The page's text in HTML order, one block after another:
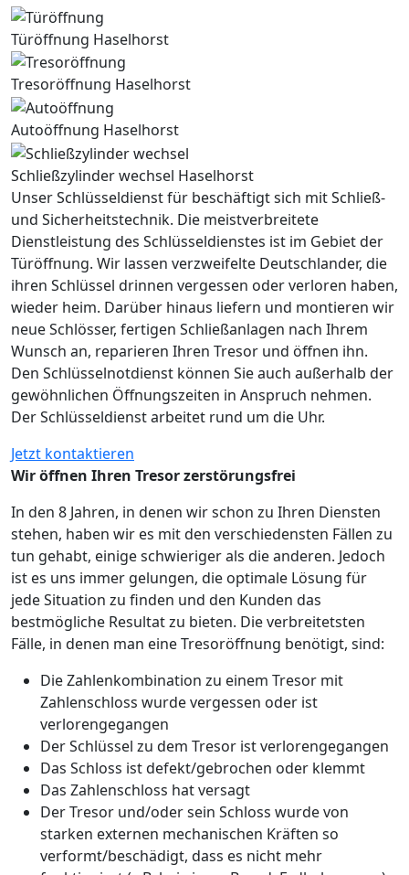
Türöffnung Haselhorst
Tresoröffnung Haselhorst
Autoöffnung Haselhorst
Schließzylinder wechsel Haselhorst
Unser Schlüsseldienst für beschäftigt sich mit Schließ-
und Sicherheitstechnik. Die meistverbreitete
Dienstleistung des Schlüsseldienstes ist im Gebiet der
Türöffnung. Wir lassen verzweifelte Deutschlander, die
ihren Schlüssel drinnen vergessen oder verloren haben,
wieder heim. Darüber hinaus liefern und montieren wir
neue Schlösser, fertigen Schließanlagen nach Ihrem
Wunsch an, reparieren Ihren Tresor und öffnen ihn.
Den Schlüsselnotdienst können Sie auch außerhalb der
gewöhnlichen Öffnungszeiten in Anspruch nehmen.
Der Schlüsseldienst arbeitet rund um die Uhr.
Jetzt kontaktieren
Wir öffnen Ihren Tresor zerstörungsfrei
In den 8 Jahren, in denen wir schon zu Ihren Diensten
stehen, haben wir es mit den verschiedensten Fällen zu
tun gehabt, einige schwieriger als die anderen. Jedoch
ist es uns immer gelungen, die optimale Lösung für
jede Situation zu finden und den Kunden das
bestmögliche Resultat zu bieten. Die verbreitetsten
Fälle, in denen man eine Tresoröffnung benötigt, sind:
Die Zahlenkombination zu einem Tresor mit
Zahlenschloss wurde vergessen oder ist
verlorengegangen
Der Schlüssel zu dem Tresor ist verlorengegangen
Das Schloss ist defekt/gebrochen oder klemmt
Das Zahlenschloss hat versagt
Der Tresor und/oder sein Schloss wurde von
starken externen mechanischen Kräften so
verformt/beschädigt, dass es nicht mehr